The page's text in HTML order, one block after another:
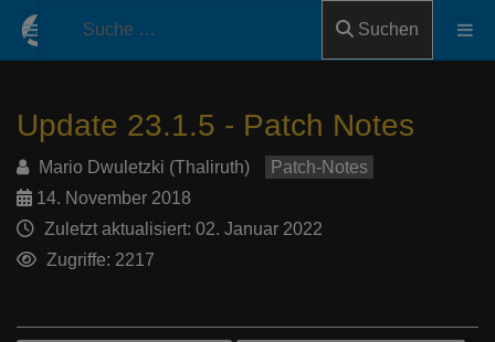
Suchen
Update 23.1.5 - Patch Notes
Mario Dwuletzki (Thaliruth)
Patch-Notes
14. November 2018
Zuletzt aktualisiert: 02. Januar 2022
Zugriffe: 2217